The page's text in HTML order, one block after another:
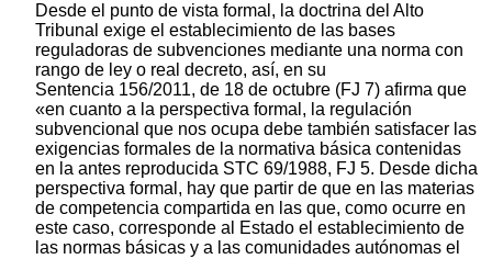
Desde el punto de vista formal, la doctrina del Alto
Tribunal exige el establecimiento de las bases
reguladoras de subvenciones mediante una norma con
rango de ley o real decreto, así, en su
Sentencia 156/2011, de 18 de octubre (FJ 7) afirma que
«en cuanto a la perspectiva formal, la regulación
subvencional que nos ocupa debe también satisfacer las
exigencias formales de la normativa básica contenidas
en la antes reproducida STC 69/1988, FJ 5. Desde dicha
perspectiva formal, hay que partir de que en las materias
de competencia compartida en las que, como ocurre en
este caso, corresponde al Estado el establecimiento de
las normas básicas y a las comunidades autónomas el